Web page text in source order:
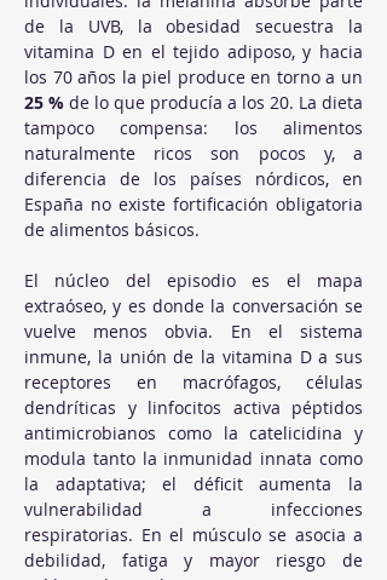
de la UVB, la obesidad secuestra la
vitamina D en el tejido adiposo, y hacia
25 % de lo que producía a los 20. La dieta
tampoco compensa: los alimentos
naturalmente ricos son pocos y, a
diferencia de los países nórdicos, en
España no existe fortificación obligatoria
de alimentos básicos.
El núcleo del episodio es el mapa
extraóseo, y es donde la conversación se
vuelve menos obvia. En el sistema
inmune, la unión de la vitamina D a sus
receptores en macrófagos, células
dendríticas y linfocitos activa péptidos
antimicrobianos como la catelicidina y
modula tanto la inmunidad innata como
la adaptativa; el déficit aumenta la
vulnerabilidad a infecciones
respiratorias. En el músculo se asocia a
debilidad, fatiga y mayor riesgo de